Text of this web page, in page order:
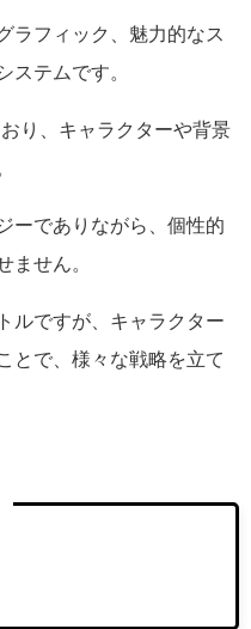
ラフィック、魅力的なス
ステムです。
り、キャラクターや背景
ーでありながら、個性的
ません。
ルですが、キャラクター
とで、様々な戦略を立て